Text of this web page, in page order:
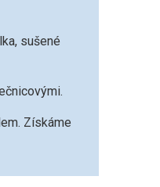
sušené
Získáme